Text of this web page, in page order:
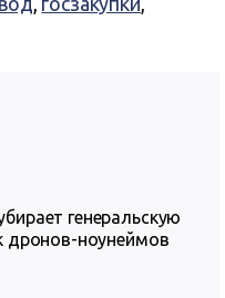
генеральскую
дронов-ноунеймов